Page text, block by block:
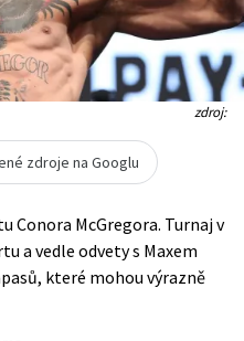
zdroj:
zdroje na Googlu
Conora McGregora. Turnaj v
a vedle odvety s Maxem
které mohou výrazně